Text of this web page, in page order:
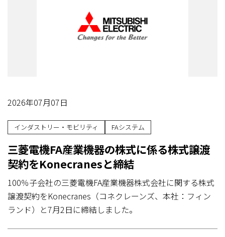
2026年07月07日
インダストリー・モビリティ FAシステム
三菱電機FA産業機器の株式に係る株式譲渡
契約をKonecranesと締結
100％子会社の三菱電機FA産業機器株式会社に関する株式
譲渡契約をKonecranes（コネクレーンズ、本社：フィン
ランド）と7月2日に締結しました。